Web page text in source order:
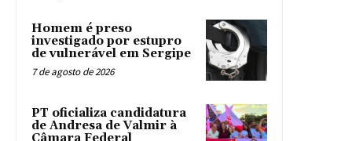
Homem é preso
investigado por estupro
de vulnerável em Sergipe
7 de agosto de 2026
PT oficializa candidatura
de Andresa de Valmir à
Câmara Federal